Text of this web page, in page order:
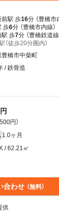
前駅 歩16分 （豊橋市
歩6分 （豊橋市内線）
駅 歩7分 （豊橋鉄道線
（徒歩20分圏内）
豊橋市中柴町
/ 鉄骨造
円）
1.0ヶ月
/ 62.21㎡
合わせ （無料）
供